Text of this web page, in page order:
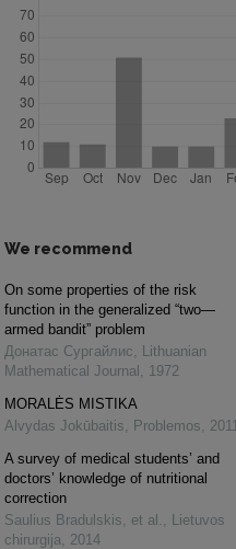
We recommend
On some properties of the risk
function in the generalized “two—
armed bandit” problem
Донатас Сургайлис
Lithuanian
Mathematical Journal
1972
MORALĖS MISTIKA
Alvydas Jokūbaitis
Problemos
2011
A survey of medical students’ and
doctors’ knowledge of nutritional
correction
Saulius Bradulskis, et al.
Lietuvos
chirurgija
2014